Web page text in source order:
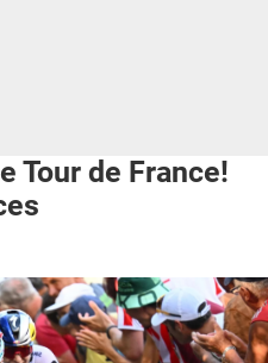
Tour de France!